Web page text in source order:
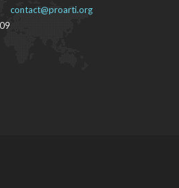
contact@proarti.org